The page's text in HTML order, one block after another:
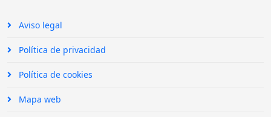
Aviso legal
Política de privacidad
Política de cookies
Mapa web